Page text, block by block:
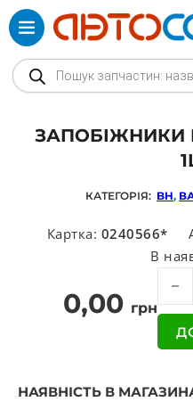
Products search
ЗАПОБІЖНИКИ
КАТЕГОРІЯ: BH,
Картка: 0240566*
В
0,00 грн
НАЯВНІСТЬ В